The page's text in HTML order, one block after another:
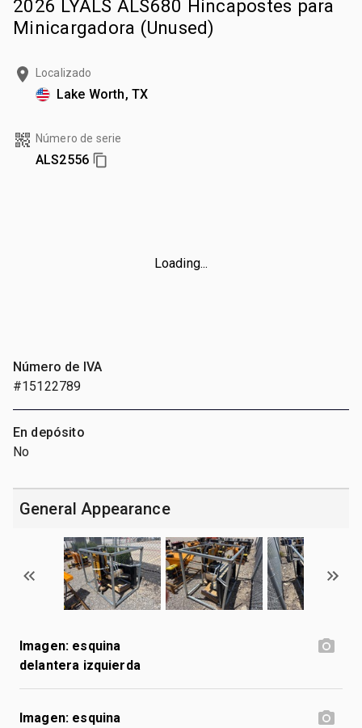
2026 LYALS ALS680 Hincapostes para
Minicargadora (Unused)
Localizado
Lake Worth, TX
Número de serie
ALS2556
Loading...
Número de IVA
#15122789
En depósito
No
General Appearance
Imagen: esquina
delantera izquierda
Imagen: esquina